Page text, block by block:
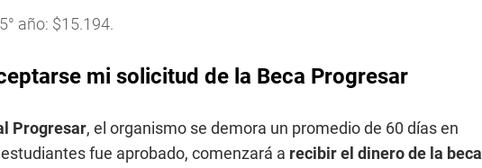
año: $15.194.
mi solicitud de la Beca Progresar
Progresar, el organismo se demora un promedio de 60 días en
fue aprobado, comenzará a recibir el dinero de la beca